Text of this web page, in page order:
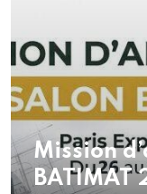
Mission
BATIMAT